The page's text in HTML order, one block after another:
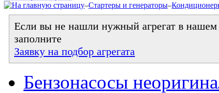
–Стартеры и генераторы–
Если вы не нашли нужный агрегат в нашем
заполните
Заявку на подбор агрегата
Бензонасосы